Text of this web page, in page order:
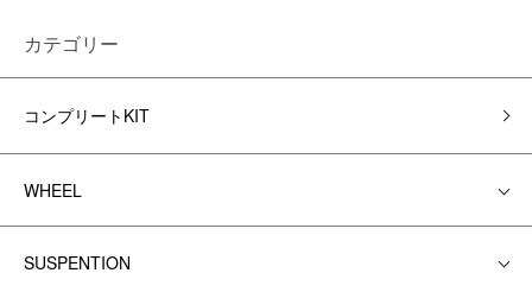
カテゴリー
コンプリートKIT
WHEEL
SUSPENTION